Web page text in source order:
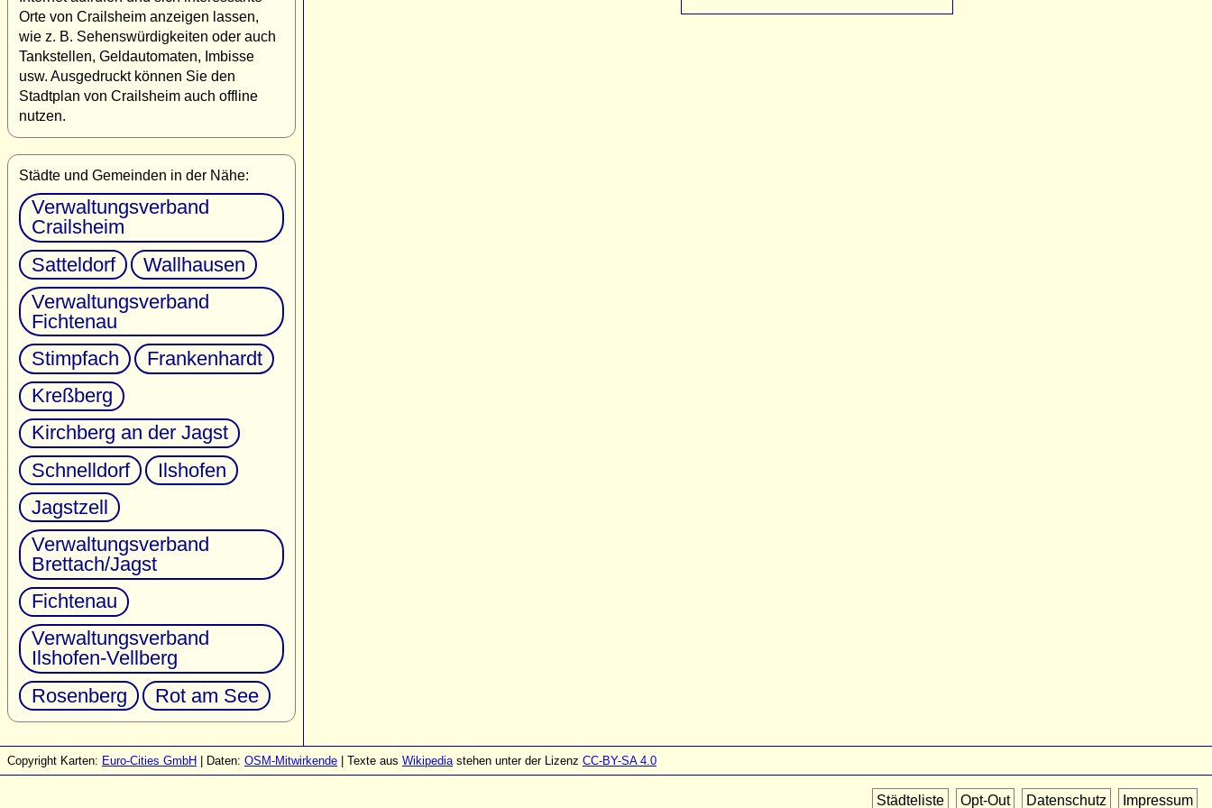
Orte von Crailsheim anzeigen lassen,
wie z. B. Sehenswürdigkeiten oder auch
Tankstellen, Geldautomaten, Imbisse
usw. Ausgedruckt können Sie den
Stadtplan von Crailsheim auch offline
nutzen.
Städte und Gemeinden in der Nähe:
Verwaltungsverband
Crailsheim
Satteldorf
Wallhausen
Verwaltungsverband
Fichtenau
Stimpfach
Frankenhardt
Kreßberg
Kirchberg an der Jagst
Schnelldorf
Ilshofen
Jagstzell
Verwaltungsverband
Brettach/Jagst
Fichtenau
Verwaltungsverband
Ilshofen-Vellberg
Rosenberg
Rot am See
Copyright Karten: Euro-Cities GmbH | Daten: OSM-Mitwirkende | Texte aus Wikipediastehen unter der Lizenz CC-BY-SA 4.0
Städteliste Opt-Out Datenschutz Impressum